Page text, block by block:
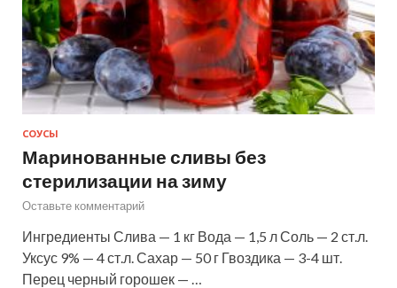
СОУСЫ
Маринованные сливы без
стерилизации на зиму
Оставьте комментарий
Ингредиенты Слива — 1 кг Вода — 1,5 л Соль — 2 ст.л.
Уксус 9% — 4 ст.л. Сахар — 50 г Гвоздика — 3-4 шт.
Перец черный горошек — …